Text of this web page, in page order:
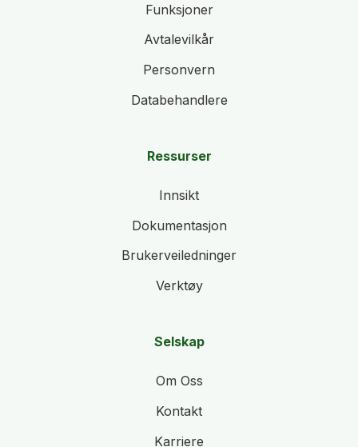
Funksjoner
Avtalevilkår
Personvern
Databehandlere
Ressurser
Innsikt
Dokumentasjon
Brukerveiledninger
Verktøy
Selskap
Om Oss
Kontakt
Karriere